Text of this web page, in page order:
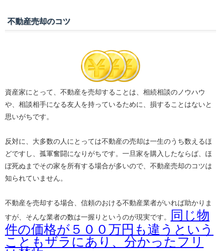
不動産売却のコツ
資産家にとって、不動産を売却することは、相続相談のノウハウ
や、相談相手になる友人を持っているために、損することはないと
思いがちです。
反対に、大多数の人にとっては不動産の売却は一生のうち数えるほ
どですし、孤軍奮闘になりがちです。一旦家を購入したならば、ほ
ぼ死ぬまでその家を所有する場合が多いので、不動産売却のコツは
知られていません。
不動産を売却する場合、信頼のおける不動産業者がいれば助かりま
すが、そんな業者の数は一握りというのが現実です。
同じ物
件の価格が５００万円も違うという
こともザラにあり、分かったフリ